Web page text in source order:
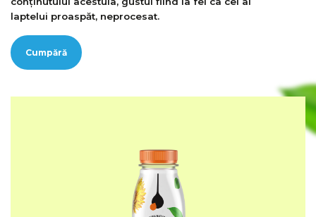
laptelui proaspăt, neprocesat.
Cumpără